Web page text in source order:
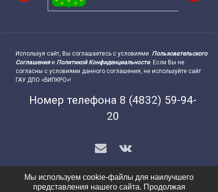
Подвал сайта → влево
Используя сайт, Вы соглашаетесь с условиями Пользовательского
Соглашенияи Политикой Конфиденциальности. Если Вы не
согласны с условиями данного соглашения, не используйте сайт
ГАУ ДПО «БИПКРО»!
Номер телефона 8 (4832) 59-94-
20
E-mail
VK
© БИПКРО. Все права защищены.
Мы используем cookie-файлы для наилучшего
представления нашего сайта. Продолжая